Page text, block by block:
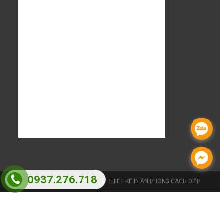
0937.276.718
Copyright 2026 - CÔNG TY TNHH THIẾT KẾ IN ẤN PHONG CÁCH DIỆP